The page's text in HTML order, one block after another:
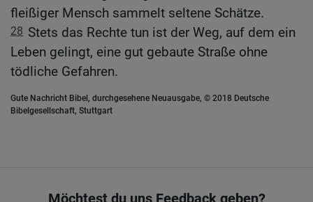
fleißiger Mensch sammelt seltene Schätze.
28 Stets das Rechte tun ist der Weg, auf dem ein
Leben gelingt, eine gut gebaute Straße ohne
tödliche Gefahren.
Gute Nachricht Bibel, durchgesehene Neuausgabe, © 2018 Deutsche
Bibelgesellschaft, Stuttgart
Möchtest du uns Feedback geben?